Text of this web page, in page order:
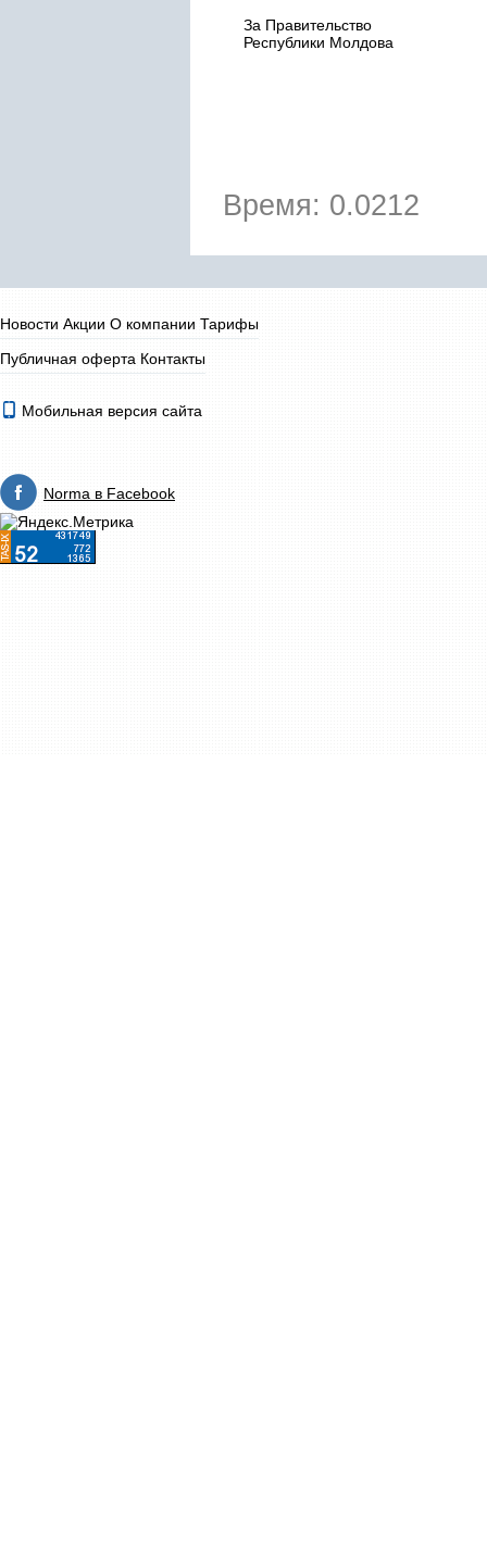
За Правительство
Республики Молдова
Время: 0.0212
Новости Акции О компании Тарифы
Публичная оферта Контакты
Мобильная версия сайта
Norma в Facebook